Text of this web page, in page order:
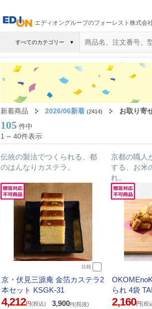
エディオングループのフォーレスト株式会
すべてのカテゴリー ▼
新着商品 2026/06新着 (2414) お取り寄
105 件中
1 ～ 40件表示
伝統の製法でつくられる、都
のはんなりカステラ。
比較
京・伏見三源庵 金箔カステラ2
本セット KSGK-31
4,212円(税込) 3,900円(税抜)
京都の職人
する、お米
れ。
られ 4袋
2,160円(税